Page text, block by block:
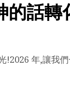
的話轉
!2026 年,讓我